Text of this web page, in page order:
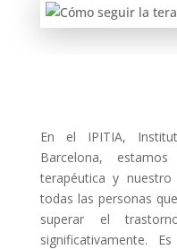
En el IPITIA,
Barcelona,
terapéutica y
todas las personas
superar el
significativamente.